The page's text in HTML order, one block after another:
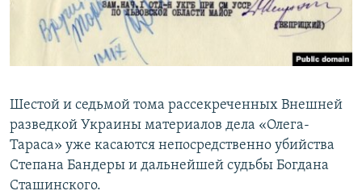
Шестой и седьмой тома рассекреченных Внешней
разведкой Украины материалов дела «Олега-
Тараса» уже касаются непосредственно убийства
Степана Бандеры и дальнейшей судьбы Богдана
Сташинского.